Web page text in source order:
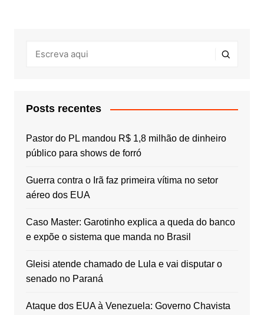
Posts recentes
Pastor do PL mandou R$ 1,8 milhão de dinheiro
público para shows de forró
Guerra contra o Irã faz primeira vítima no setor
aéreo dos EUA
Caso Master: Garotinho explica a queda do banco
e expõe o sistema que manda no Brasil
Gleisi atende chamado de Lula e vai disputar o
senado no Paraná
Ataque dos EUA à Venezuela: Governo Chavista